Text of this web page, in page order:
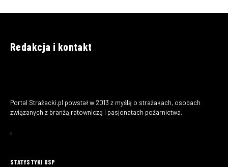
Redakcja i kontakt
Portal Strażacki.pl powstał w 2013 z myślą o strażakach, osobach
związanych z branżą ratowniczą i pasjonatach pożarnictwa.
STATYSTYKI OSP